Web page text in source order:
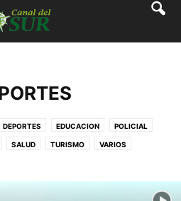
DEPORTES EDUCACION POLICIAL
SALUD TURISMO VARIOS